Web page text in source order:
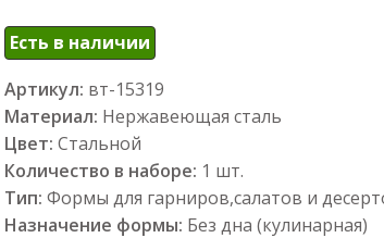
Есть в наличии
Артикул: вт-15319
Материал: Нержавеющая сталь
Цвет: Стальной
Количество в наборе: 1 шт.
Тип: Формы для гарниров,салатов и
Назначение формы: Без дна (кулинарная)